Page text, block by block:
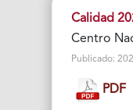
Calidad
Centro
Publicado:
PDF